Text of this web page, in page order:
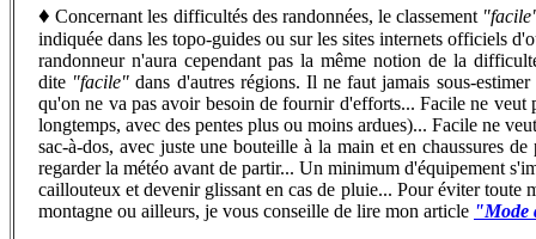
♦ Concernant les difficultés des randonnées, le classement
indiquée dans les topo-guides ou sur les sites internets officiels
randonneur n'aura cependant pas la même notion de la
dite "facile" dans d'autres régions. Il ne faut jamais sous-
qu'on ne va pas avoir besoin de fournir d'efforts... Facile ne
longtemps, avec des pentes plus ou moins ardues)... Facile ne
sac-à-dos, avec juste une bouteille à la main et en chaussures
regarder la météo avant de partir... Un minimum d'équipement
caillouteux et devenir glissant en cas de pluie... Pour éviter toute
montagne ou ailleurs, je vous conseille de lire mon article "Mode